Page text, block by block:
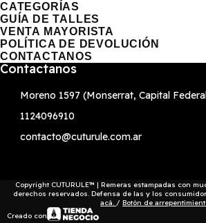
CATEGORÍAS
GUÍA DE TALLES
VENTA MAYORISTA
POLÍTICA DE DEVOLUCIÓN
CONTACTANOS
Contactanos
Moreno 1597 (Monserrat, Capital
1124096910
contacto@cuturule.com.ar
Copyright CUTURULE™ | Remeras estampadas con
derechos reservados. Defensa de las y los
acá. / Botón de
Creado con